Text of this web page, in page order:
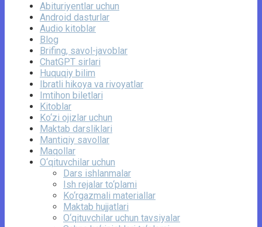
Abituriyentlar uchun
Android dasturlar
Audio kitoblar
Blog
Brifing, savol-javoblar
ChatGPT sirlari
Huquqiy bilim
Ibratli hikoya va rivoyatlar
Imtihon biletlari
Kitoblar
Ko‘zi ojizlar uchun
Maktab darsliklari
Mantiqiy savollar
Maqollar
O‘qituvchilar uchun
Dars ishlanmalar
Ish rejalar to‘plami
Ko‘rgazmali materiallar
Maktab hujjatlari
O‘qituvchilar uchun tavsiyalar